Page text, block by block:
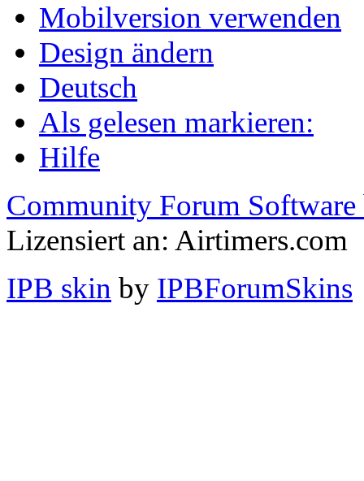
Mobilversion verwenden
Design ändern
Deutsch
Als gelesen markieren:
Hilfe
Community Forum Software
Lizensiert an: Airtimers.com
IPB skin by IPBForumSkins